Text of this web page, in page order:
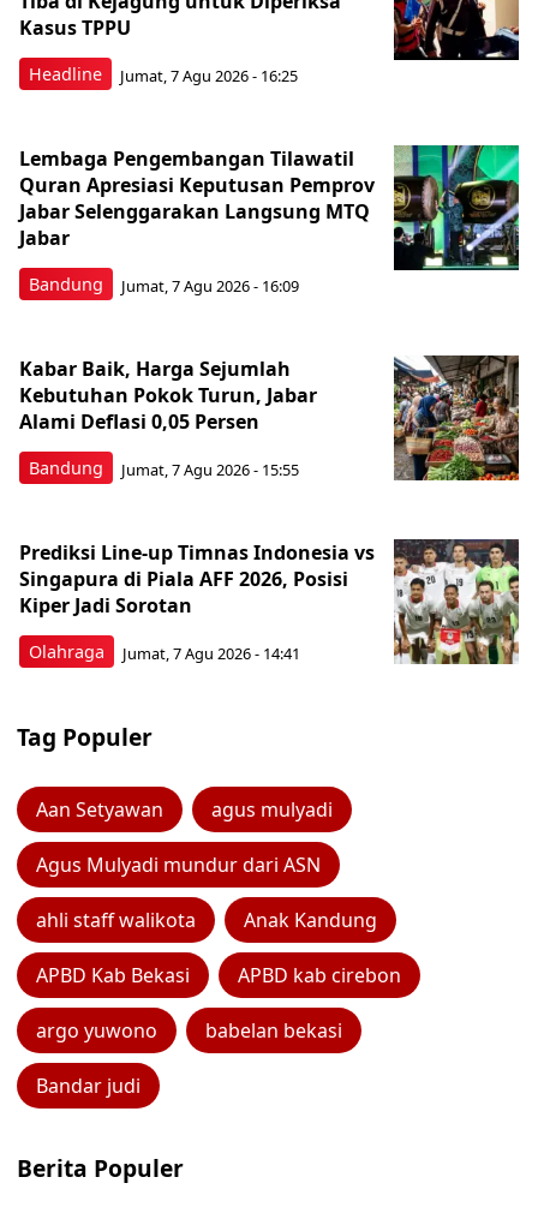
Headline
Kasus TPPU
Jumat, 7 Agu 2026 - 16:25
Bandung
Lembaga Pengembangan Tilawatil
Quran Apresiasi Keputusan Pemprov
Jabar Selenggarakan Langsung MTQ
Jabar
Jumat, 7 Agu 2026 - 16:09
Bandung
Kabar Baik, Harga Sejumlah
Kebutuhan Pokok Turun, Jabar
Alami Deflasi 0,05 Persen
Jumat, 7 Agu 2026 - 15:55
Olahraga
Prediksi Line-up Timnas Indonesia vs
Singapura di Piala AFF 2026, Posisi
Kiper Jadi Sorotan
Jumat, 7 Agu 2026 - 14:41
Tag Populer
Aan Setyawan agus mulyadi
Agus Mulyadi mundur dari ASN
ahli staff walikota Anak Kandung
APBD Kab Bekasi APBD kab cirebon
argo yuwono babelan bekasi
Bandar judi
Berita Populer